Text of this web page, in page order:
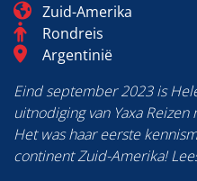
Blog_field_Bestemming
Argentinië
Categorie
Rondreis
Blog_field_Continent
Zuid-Amerika
Eind september 2023 is
uitnodiging van Yaxa
Het was haar eerste
continent Zuid-Amerika!